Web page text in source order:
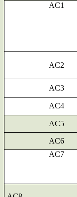
AC1
AC2
AC3
AC4
AC5
AC6
AC7